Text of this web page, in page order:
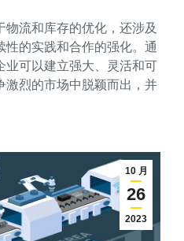
流和库存的优化，还涉及
的实践和合作的强化。通
业可以建立强大、灵活和可
激烈的市场中脱颖而出，并
10 月
26
2023